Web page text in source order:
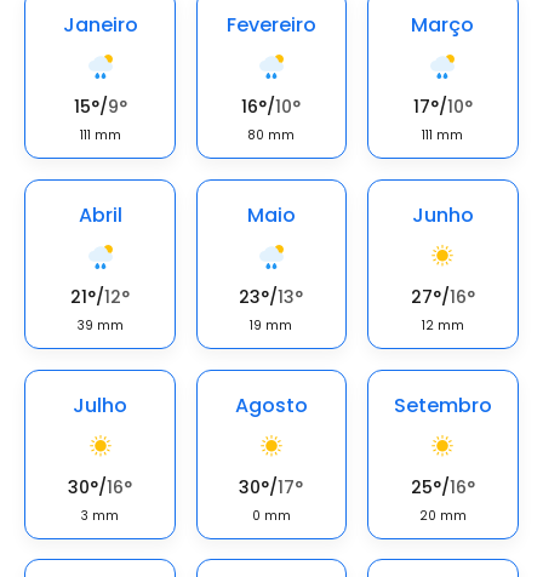
Janeiro
15°/9°
111 mm
Fevereiro
16°/10°
80 mm
Março
17°/10°
111 mm
Abril
21°/12°
39 mm
Maio
23°/13°
19 mm
Junho
27°/16°
12 mm
Julho
30°/16°
3 mm
Agosto
30°/17°
0 mm
Setembro
25°/16°
20 mm